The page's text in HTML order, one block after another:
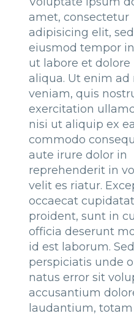
amet, consectetur
adipisicing elit,
eiusmod tempor
ut labore et dolore
aliqua. Ut enim ad
veniam, quis
exercitation
nisi ut aliquip ex ea
commodo
aute irure dolor in
reprehenderit in
velit es riatur.
occaecat
proident, sunt in
officia deserunt
id est laborum.
perspiciatis unde
natus error sit
accusantium
laudantium,